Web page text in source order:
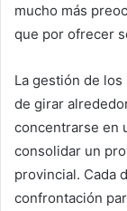
mucho más
que por ofrecer
La gestión de los
de girar
concentrarse en
consolidar un
provincial. Cada
confrontación